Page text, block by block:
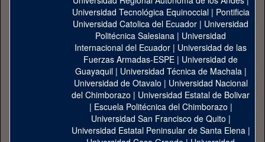
Universidad Tecnológica Equinoccial| Pontificia
Universidad Catolica del Ecuador | Universidad
Politécnica Salesiana | Universidad
Internacional del Ecuador | Universidad de las
Fuerzas Armadas-ESPE | Universidad de
Guayaquil| Universidad Técnica de Machala|
Universidad de Otavalo | Universidad Nacional
del Chimborazo | Universidad Estatal de Bolivar
| Escuela Politécnica del Chimborazo |
Universidad San Francisco de Quito |
Universidad Estatal Peninsular de Santa Elena|